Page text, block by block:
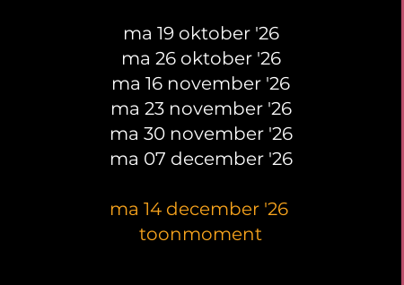
ma 19 oktober '26
ma 26 oktober '26
ma 16 november '26
ma 23 november '26
ma 30 november '26
ma 07 december '26
ma 14 december '26
toonmoment